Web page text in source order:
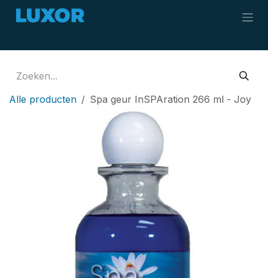
Overslaan naar inhoud
Alle producten Spa geur InSPAration 266 ml - Joy